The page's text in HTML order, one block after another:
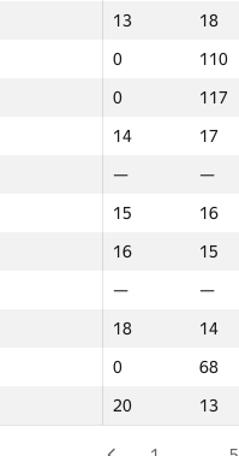
13 18
0 110
0 117
14 17
— —
15 16
16 15
— —
18 14
0 68
20 13
0 366
0 82
1 30
0 70
2 29
3 28
0 59
0 86
4 27
0 58
5 26
0